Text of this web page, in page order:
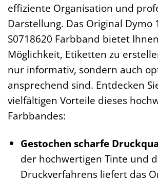
effiziente Organisation und
Darstellung. Das Original Dymo
S0718620 Farbband bietet
Möglichkeit, Etiketten zu
nur informativ, sondern auch
ansprechend sind. Entdecken
vielfältigen Vorteile dieses
Farbbandes:
Gestochen scharfe
der hochwertigen Tinte und
Druckverfahrens liefert das